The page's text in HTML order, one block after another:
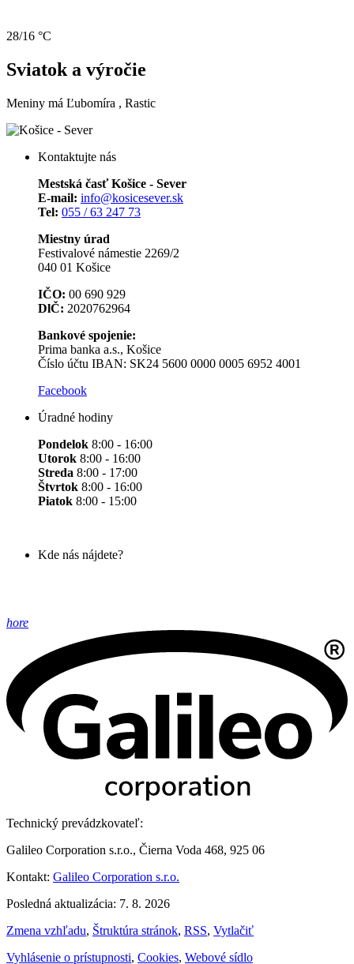
28/16 °C
Sviatok a výročie
Meniny má Ľubomíra , Rastic
Kontaktujte nás
Mestská časť Košice - Sever
E-mail: info@kosicesever.sk
Tel: 055 / 63 247 73
Miestny úrad
Festivalové námestie 2269/2
040 01 Košice
IČO: 00 690 929
DlČ: 2020762964
Bankové spojenie:
Prima banka a.s., Košice
Číslo účtu IBAN: SK24 5600 0000 0005 6952 4001
Facebook
Úradné hodiny
Pondelok 8:00 - 16:00
Utorok 8:00 - 16:00
Streda 8:00 - 17:00
Štvrtok 8:00 - 16:00
Piatok 8:00 - 15:00
Kde nás nájdete?
hore
Technický prevádzkovateľ:
Galileo Corporation s.r.o., Čierna Voda 468, 925 06
Kontakt: Galileo Corporation s.r.o.
Posledná aktualizácia: 7. 8. 2026
Zmena vzhľadu, Štruktúra stránok, RSS, Vytlačiť
Vyhlásenie o prístupnosti, Cookies, Webové sídlo